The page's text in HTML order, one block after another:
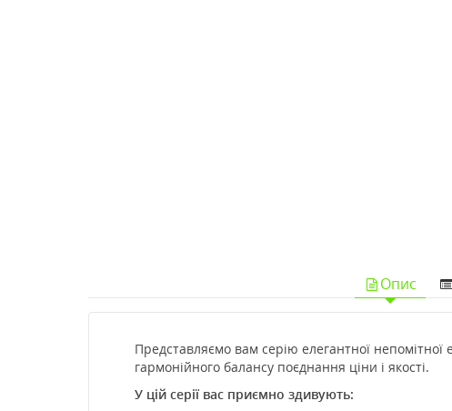
Опис
Представляємо вам серію елегантної
гармонійного балансу поєднання ціни і якості.
У цій серії вас приємно здивують: